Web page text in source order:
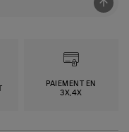
PAIEMENT EN
3X,4X